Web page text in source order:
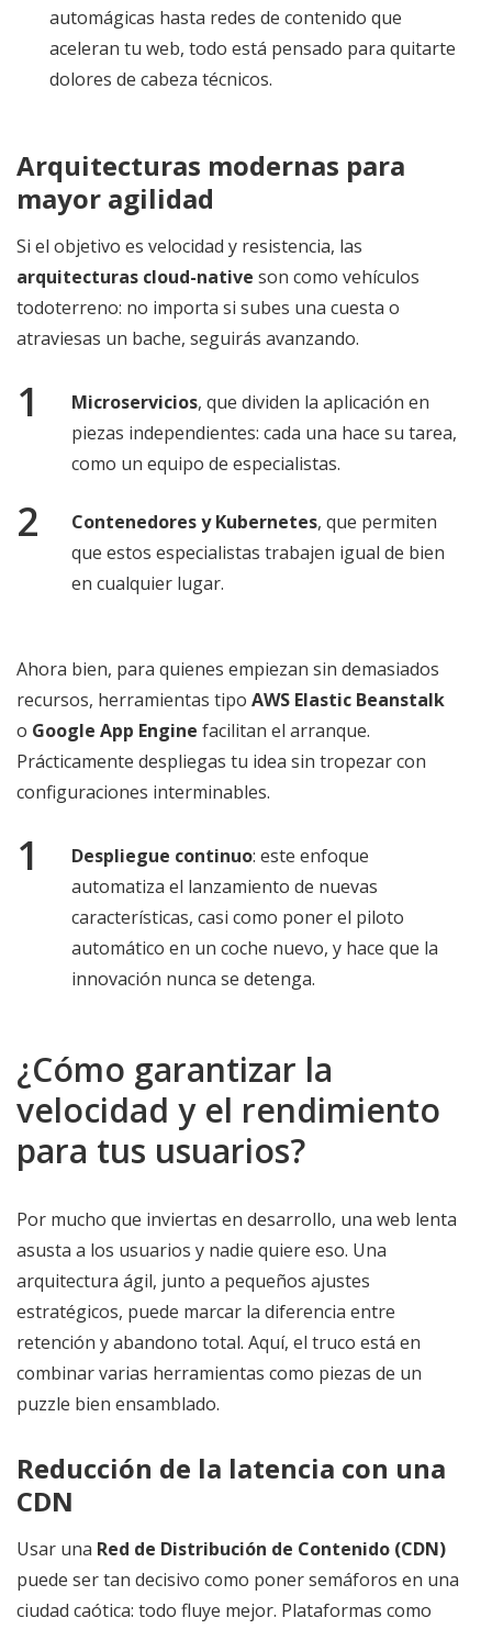
automágicas hasta redes de contenido que
aceleran tu web, todo está pensado para quitarte
dolores de cabeza técnicos.
Arquitecturas modernas para
mayor agilidad
Si el objetivo es velocidad y resistencia, las
arquitecturas cloud-native son como vehículos
todoterreno: no importa si subes una cuesta o
atraviesas un bache, seguirás avanzando.
Microservicios, que dividen la aplicación en
piezas independientes: cada una hace su tarea,
como un equipo de especialistas.
Contenedores y Kubernetes, que permiten
que estos especialistas trabajen igual de bien
en cualquier lugar.
Ahora bien, para quienes empiezan sin demasiados
recursos, herramientas tipo AWS Elastic Beanstalk
o Google App Engine facilitan el arranque.
Prácticamente despliegas tu idea sin tropezar con
configuraciones interminables.
Despliegue continuo: este enfoque
automatiza el lanzamiento de nuevas
características, casi como poner el piloto
automático en un coche nuevo, y hace que la
innovación nunca se detenga.
¿Cómo garantizar la
velocidad y el rendimiento
para tus usuarios?
Por mucho que inviertas en desarrollo, una web lenta
asusta a los usuarios y nadie quiere eso. Una
arquitectura ágil, junto a pequeños ajustes
estratégicos, puede marcar la diferencia entre
retención y abandono total. Aquí, el truco está en
combinar varias herramientas como piezas de un
puzzle bien ensamblado.
Reducción de la latencia con una
CDN
Usar una Red de Distribución de Contenido (CDN)
puede ser tan decisivo como poner semáforos en una
ciudad caótica: todo fluye mejor. Plataformas como